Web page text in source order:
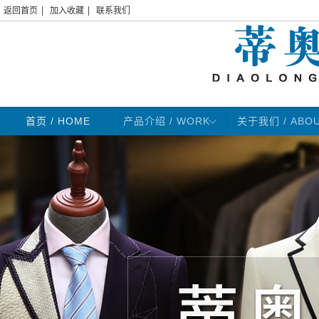
返回首页 加入收藏 联系我们
首页 / HOME 产品介绍 / WORK 关于我们 /